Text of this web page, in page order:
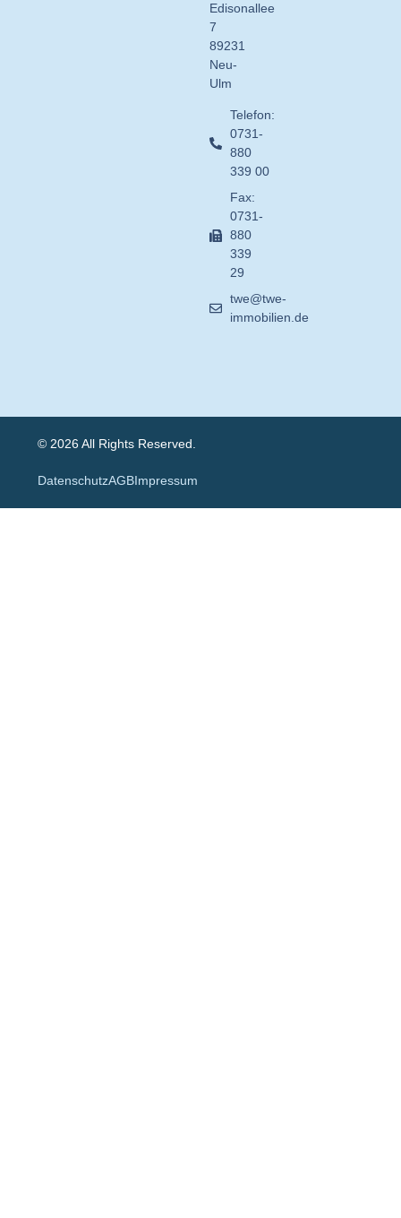
Edisonallee
7
89231
Neu-
Ulm
Telefon:
0731-
880
339 00
Fax:
0731-
880
339
29
twe@twe-
immobilien.de
© 2026 All Rights Reserved.
DatenschutzAGBImpressum